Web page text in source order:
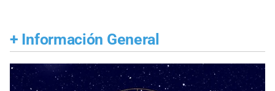
+ Información General